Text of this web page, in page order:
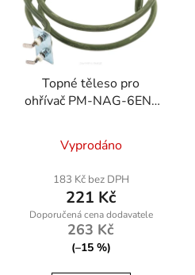
Topné těleso pro
ohřívač PM-NAG-6EN-
Vyprodáno
183 Kč bez DPH
221 Kč
263 Kč
(–15 %)